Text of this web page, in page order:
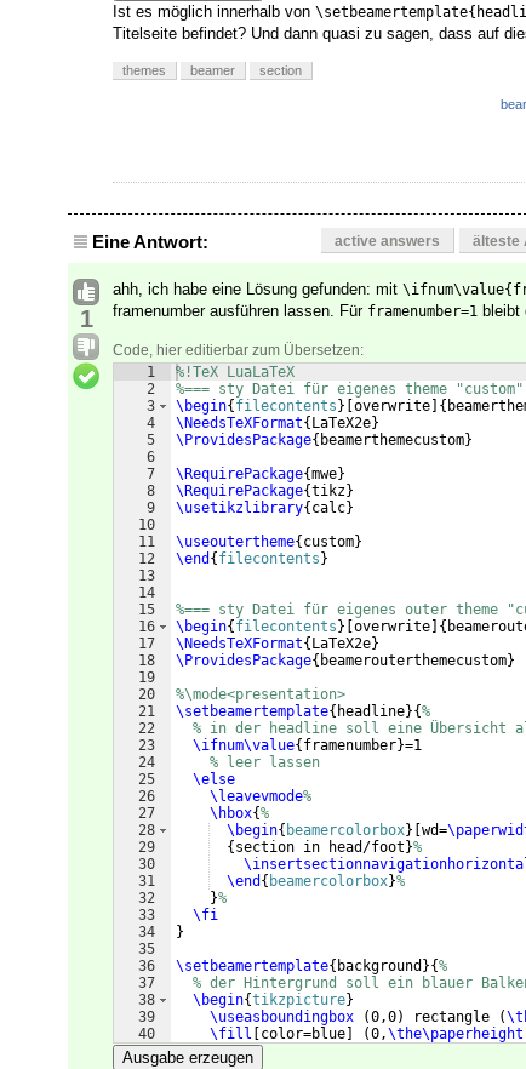
Ist es möglich innerhalb von
Titelseite befindet? Und dann quasi zu sagen, dass auf
themes beamer section
Eine Antwort: active answers älteste
1
ahh, ich habe eine Lösung gefunden: mit
framenumber ausführen lassen. Für framenumber=1 bleibt
Code, hier editierbar zum Übersetzen:
1
2
3
4
5
6
7
8
9
10
11
12
13
14
15
16
17
18
19
20
21
22
23
24
25
26
27
28
29
30
31
32
33
34
35
36
37
38
39
40
41
%!TeX LuaLaTeX
%=== sty Datei für eigenes theme "custom"
\begin{ filecontents } overwrite {
\NeedsTeXFormat{ LaTeX2e}
\ProvidesPackage{ beamerthemecustom}
\RequirePackage{mwe}
\RequirePackage{tikz}
\usetikzlibrary{ calc}
\useoutertheme{ custom}
\end { filecontents }
%=== sty Datei für eigenes outer theme
\begin{ filecontents } overwrite {
\NeedsTeXFormat{ LaTeX2e}
\ProvidesPackage{ beamerouterthemecustom}
%\mode<presentation>
\setbeamertemplate{ headline}{%
% in der headline soll eine Übersicht
\ifnum\value{ framenumber}=1
% leer lassen
\else
\leavevmode%
\hbox{%
\begin{ beamercolorbox} wd=
{ section in head/foot }%
\end { beamercolorbox}%
}%
\fi
}
\setbeamertemplate{ background }{%
% der Hintergrund soll ein blauer
\begin{tikzpicture}
\useasboundingbox
(0,0) rectangle (
\fill
color=blue (0,\the\paperheight
($(0,\the\paperheight
Ausgabe erzeugen